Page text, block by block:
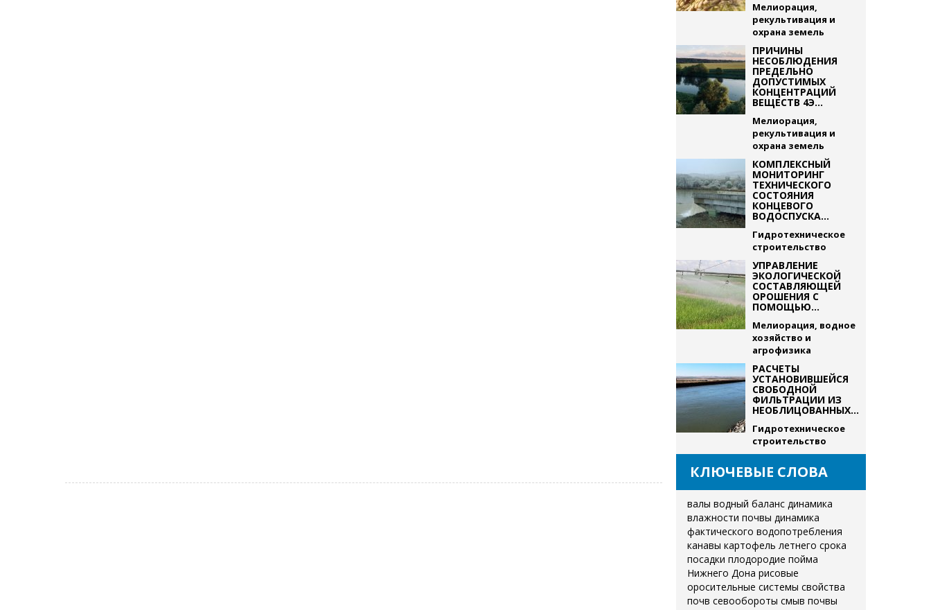
Мелиорация,
рекультивация и
охрана земель
ПРИЧИНЫ
НЕСОБЛЮДЕНИЯ
ПРЕДЕЛЬНО
ДОПУСТИМЫХ
КОНЦЕНТРАЦИЙ
ВЕЩЕСТВ 4Э...
Мелиорация,
рекультивация и
охрана земель
КОМПЛЕКСНЫЙ
МОНИТОРИНГ
ТЕХНИЧЕСКОГО
СОСТОЯНИЯ
КОНЦЕВОГО
ВОДОСПУСКА...
Гидротехническое
строительство
УПРАВЛЕНИЕ
ЭКОЛОГИЧЕСКОЙ
СОСТАВЛЯЮЩЕЙ
ОРОШЕНИЯ С
ПОМОЩЬЮ...
Мелиорация, водное
хозяйство и
агрофизика
РАСЧЕТЫ
УСТАНОВИВШЕЙСЯ
СВОБОДНОЙ
ФИЛЬТРАЦИИ ИЗ
НЕОБЛИЦОВАННЫХ...
Гидротехническое
строительство
КЛЮЧЕВЫЕ СЛОВА
валы водный баланс динамика
влажности почвы динамика
фактического водопотребления
канавы картофель летнего срока
посадки плодородие пойма
Нижнего Дона рисовые
оросительные системы свойства
почв севообороты смыв почвы